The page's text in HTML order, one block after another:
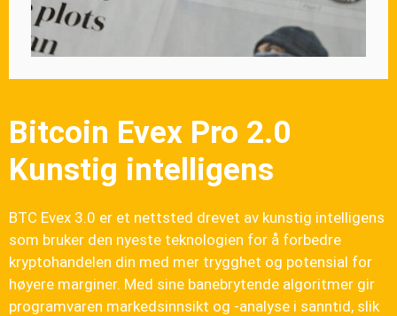
Bitcoin Evex Pro 2.0
Kunstig intelligens
BTC Evex 3.0 er et nettsted drevet av kunstig intelligens
som bruker den nyeste teknologien for å forbedre
kryptohandelen din med mer trygghet og potensial for
høyere marginer. Med sine banebrytende algoritmer gir
programvaren markedsinnsikt og -analyse i sanntid, slik